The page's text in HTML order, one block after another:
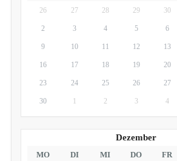
26 27 28 29 30
2 3 4 5 6
9 10 11 12 13
16 17 18 19 20
23 24 25 26 27
30 1 2 3 4
Dezember
MO DI MI DO FR